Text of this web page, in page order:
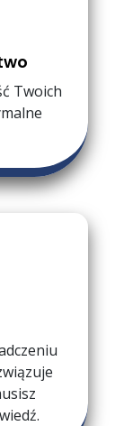
Twoich